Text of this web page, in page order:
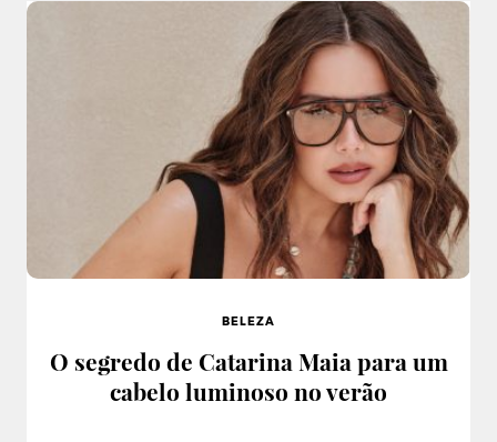
BELEZA
O segredo de Catarina Maia para um
cabelo luminoso no verão